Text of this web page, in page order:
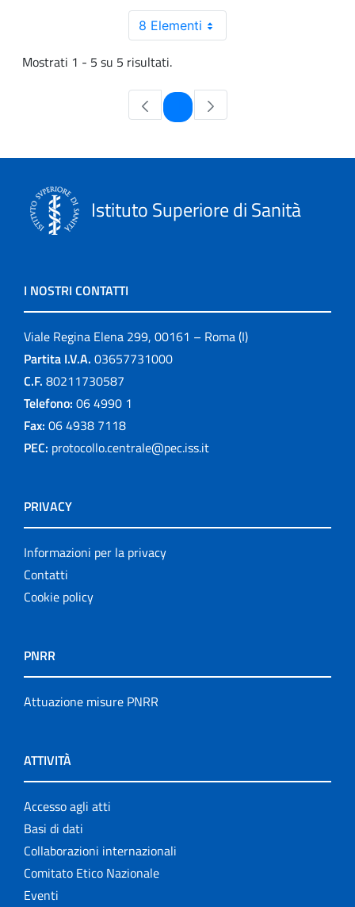
8 Elementi
Mostrati 1 - 5 su 5 risultati.
Pagina
Istituto Superiore di Sanità
I NOSTRI CONTATTI
Viale Regina Elena 299, 00161 – Roma (I)
Partita I.V.A. 03657731000
C.F. 80211730587
Telefono: 06 4990 1
Fax: 06 4938 7118
PEC: protocollo.centrale@pec.iss.it
PRIVACY
Informazioni per la privacy
Contatti
Cookie policy
PNRR
Attuazione misure PNRR
ATTIVITÀ
Accesso agli atti
Basi di dati
Collaborazioni internazionali
Comitato Etico Nazionale
Eventi